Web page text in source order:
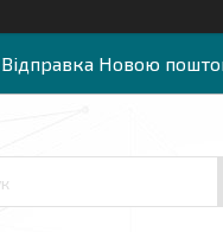
Відправка Новою